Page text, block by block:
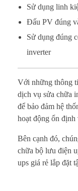
Sử dụng linh
Đấu PV đúng
Sử dụng đúng
inverter
Với những thông
dịch vụ sửa chữa
để bảo đảm hệ
hoạt động ổn định
Bên cạnh đó,
chữa bộ lưu điện
ups giá rẻ lắp đặt